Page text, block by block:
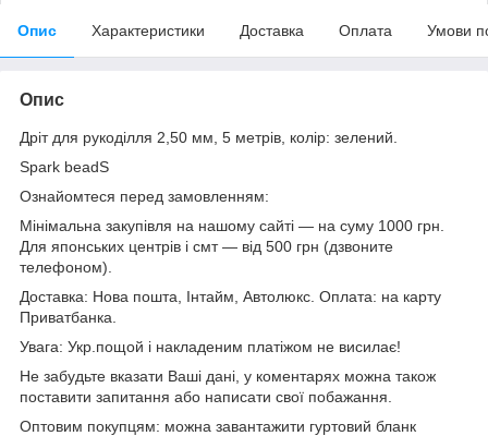
Опис Характеристики Доставка Оплата Умови
Опис
Дріт для рукоділля 2,50 мм, 5 метрів, колір: зелений.
Spark beadS
Ознайомтеся перед замовленням:
Мінімальна закупівля на нашому сайті — на суму 1000 грн.
Для японських центрів і смт — від 500 грн (дзвоните
телефоном).
Доставка: Нова пошта, Інтайм, Автолюкс. Оплата: на карту
Приватбанка.
Увага: Укр.пощой і накладеним платіжом не висилає!
Не забудьте вказати Ваші дані, у коментарях можна також
поставити запитання або написати свої побажання.
Оптовим покупцям: можна завантажити гуртовий бланк